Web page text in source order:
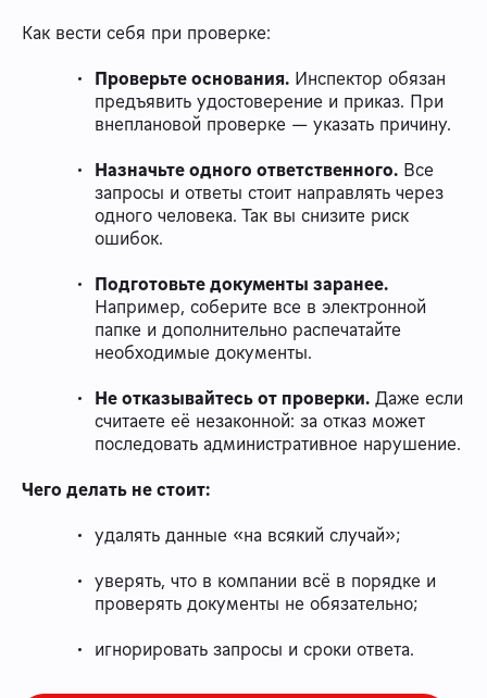
Как вести себя при проверке:
Проверьте основания. Инспектор обязан
предъявить удостоверение и приказ. При
внеплановой проверке — указать причину.
Назначьте одного ответственного. Все
запросы и ответы стоит направлять через
одного человека. Так вы снизите риск
ошибок.
Подготовьте документы заранее.
Например, соберите все в электронной
папке и дополнительно распечатайте
необходимые документы.
Не отказывайтесь от проверки. Даже если
считаете её незаконной: за отказ может
последовать административное нарушение.
Чего делать не стоит:
удалять данные «на всякий случай»;
уверять, что в компании всё в порядке и
проверять документы не обязательно;
игнорировать запросы и сроки ответа.